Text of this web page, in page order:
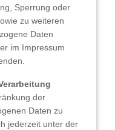
Sperrung oder
zu weiteren
Daten
im Impressum
der
Daten zu
jederzeit unter der